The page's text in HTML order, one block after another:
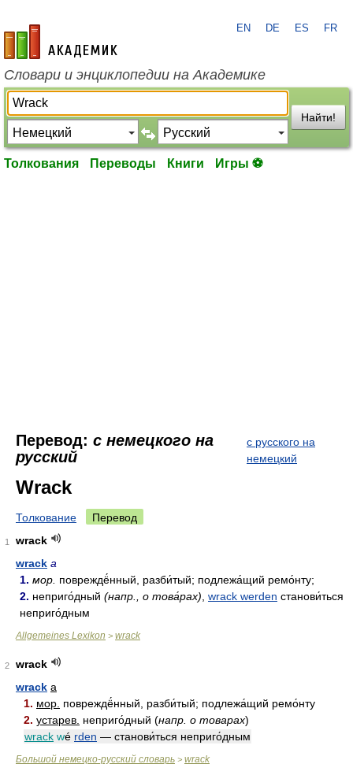
academic.ru
EN DE ES FR
Словари и энциклопедии на Академике
Найти!
Толкования Переводы Книги Игры ⚽
Перевод: с немецкого на
русский
с русского на
немецкий
Wrack
Толкование Перевод
1
wrack
wrack a
1. мор. повреждё́нный, разби́тый; подлежа́щий ремо́нту;
2. неприго́дный (напр., о това́рах) wrack werden станови́ться
неприго́дным
Allgemeines Lexikon > wrack
2
wrack
wrack a
1. мор. повреждё́нный, разби́тый; подлежа́щий ремо́нту
2. устарев. неприго́дный (напр. о товарах)
wrack wé rden — станови́ться неприго́дным
Большой немецко-русский словарь > wrack